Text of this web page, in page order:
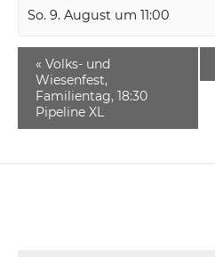
So. 9. August um 11:00
« Volks- und
Wiesenfest,
Familientag, 18:30
Pipeline XL